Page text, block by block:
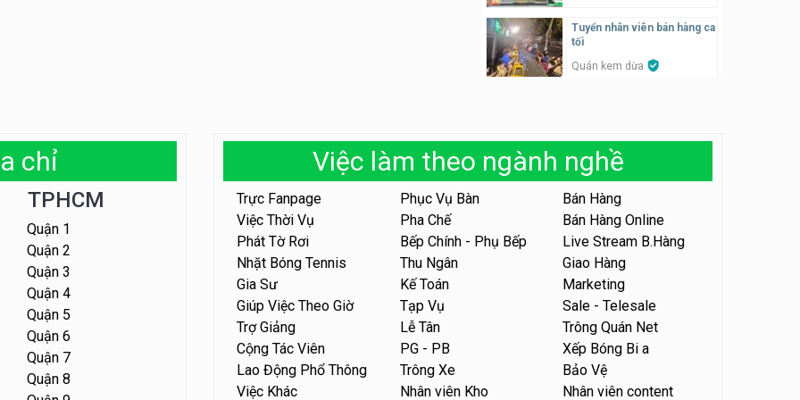
Tuyển nhân viên tư vấn bán
SNACK BAR NHẬT
Tuyển quản lý, kế toán ca,
bếp, bếp chính lương cao
Nhà hàng Phố Men Chill
Tuyển nhân viên đóng gói
parttime
Tuyển nhân viên phục vụ
bàn, phụ bếp
MEEAWN TOWN x Chim quay
Tuyển nhân viên bán hàng ca
tối
Quán kem dừa
Tiệm bánh ngọt
Tuyển nhân viên bán hàng,
marketing, kế toán, kho –
parttime, fulltime
Công ty MITA
Tuyển nhân viên đóng gói
partime, fulltime
Shop online
Tuyển nhân viên phục vụ
khu vui chơi parttime linh
động
Khu vui chơi May Town
chỉ
TPHCM
Quận 1
Quận 2
Quận 3
Quận 4
Quận 5
Quận 6
Quận 7
Quận 8
Việc làm theo ngành nghề
Trực Fanpage Phục Vụ Bàn
Bán Hàng
Việc Thời Vụ
Pha Chế
Bán Hàng Online
Phát Tờ Rơi
Bếp Chính - Phụ Bếp
Live Stream B.Hàng
Nhặt Bóng Tennis
Thu Ngân
Giao Hàng
Gia Sư
Kế Toán
Marketing
Giúp Việc Theo Giờ
Tạp Vụ
Sale - Telesale
Trợ Giảng
Lễ Tân
Trông Quán Net
Cộng Tác Viên
PG - PB
Xếp Bóng Bi a
Lao Động Phổ Thông
Trông Xe
Bảo Vệ
Việc Khác
Nhân viên Kho Nhân viên content